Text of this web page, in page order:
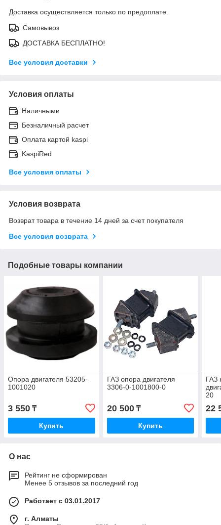
Доставка осуществляется только по предоплате.
Самовывоз
ДОСТАВКА БЕСПЛАТНО!
Все условия доставки
Условия оплаты
Наличными
Безналичный расчет
Оплата картой kaspi
KaspiRed
Все условия оплаты
Условия возврата
Возврат товара в течение 14 дней за счет покупателя
Все условия возврата
Подобные товары компании
Опора двигателя 53205-
1001020
3 550 ₸
Купить
ГАЗ опора двигателя
3306-0-1001800-0
20 500₸
Купить
ГАЗ
20
22
О нас
Рейтинг не сформирован
Менее 5 отзывов за последний год
Работает с 03.01.2017
г. Алматы